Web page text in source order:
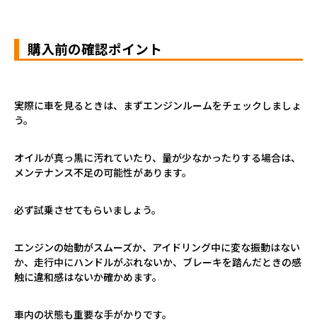
購入前の確認ポイント
実際に車を見るときは、まずエンジンルームをチェックしましょ
う。
オイルが真っ黒に汚れていたり、量が少なかったりする場合は、
メンテナンス不足の可能性があります。
必ず試乗させてもらいましょう。
エンジンの始動がスムーズか、アイドリング中に変な振動はない
か、走行中にハンドルがぶれないか、ブレーキを踏んだときの感
触に違和感はないか確かめます。
車内の状態も重要な手がかりです。